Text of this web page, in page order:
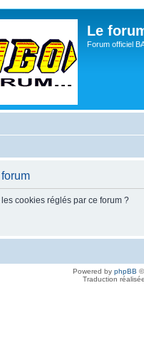
Le
Forum officiel
cookies réglés par ce forum ?
Powered by phpBB
Traduction